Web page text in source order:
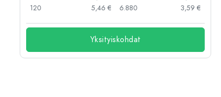
120
5,46 €
6.880
3,59 €
Yksityiskohdat